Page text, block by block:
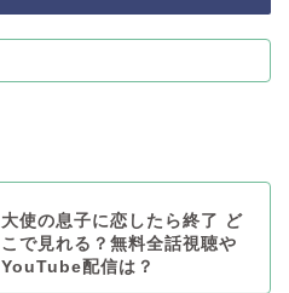
大使の息子に恋したら終了 ど
こで見れる？無料全話視聴や
YouTube配信は？